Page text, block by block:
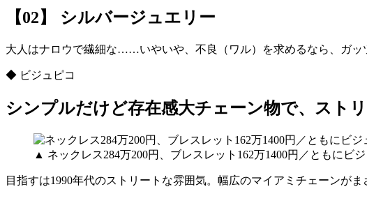
【02】 シルバージュエリー
大人はナロウで繊細な……いやいや、不良（ワル）を求めるなら、ガッ
◆ ビジュピコ
シンプルだけど存在感大チェーン物で、スト
▲ ネックレス284万200円、ブレスレット162万1400円／ともにビ
目指すは1990年代のストリートな雰囲気。幅広のマイアミチェーンが